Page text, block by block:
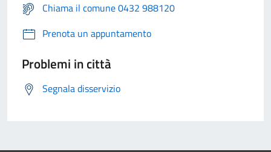
Chiama il comune 0432 988120
Prenota un appuntamento
Problemi in città
Segnala disservizio